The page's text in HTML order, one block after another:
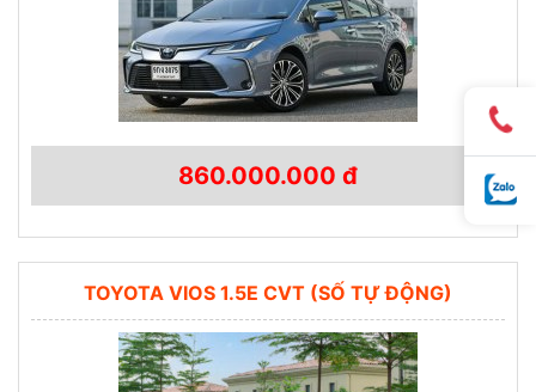
860.000.000 đ
TOYOTA VIOS 1.5E CVT (SỐ TỰ ĐỘNG)